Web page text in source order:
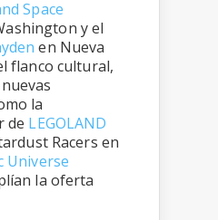
Space
y el
en Nueva
flanco cultural,
la
de LEGOLAND
Racers en
Universe
la oferta